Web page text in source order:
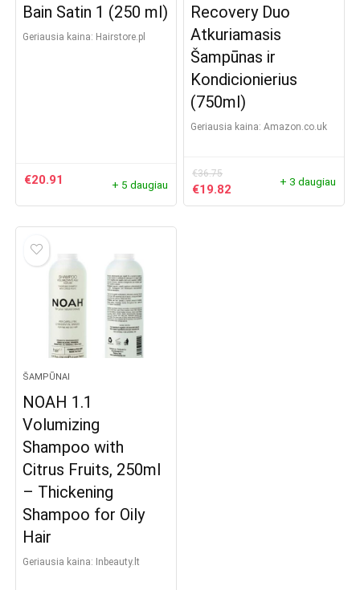
Bain Satin 1 (250 ml)
Geriausia kaina: hairstore.pl
€20.91 + 5 daugiau
Recovery Duo
Atkuriamasis
Šampūnas ir
Kondicionierius
(750ml)
Geriausia kaina: Amazon.co.uk
€36.75
Original
price
€19.82
price
+ 3 daugiau
ŠAMPŪNAI
NOAH 1.1
Volumizing
Shampoo with
Citrus Fruits, 250ml
– Thickening
Shampoo for Oily
Hair
Geriausia kaina: inbeauty.lt